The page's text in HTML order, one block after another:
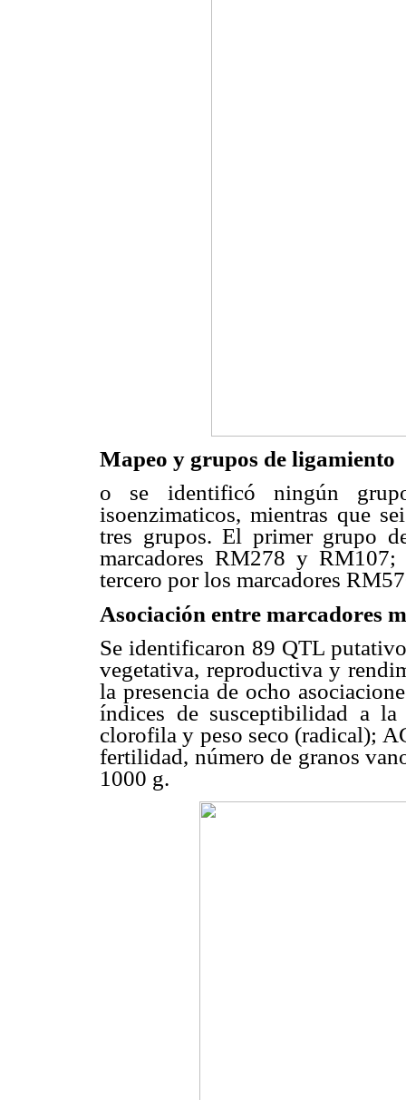
Mapeo y grupos de ligamiento
o se identificó ningún
isoenzimaticos, mientras que
tres grupos. El primer grupo
marcadores RM278 y
tercero por los marcadores
Asociación entre marcadores
Se identificaron 89 QTL
vegetativa, reproductiva y
la presencia de ocho
índices de susceptibilidad a
clorofila y peso seco (radical);
fertilidad, número de granos
1000 g.